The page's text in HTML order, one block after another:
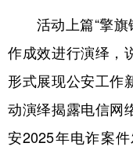
活动上篇“擎旗
作成效进行演绎，
形式展现公安工作
动演绎揭露电信网
安2025年电诈案